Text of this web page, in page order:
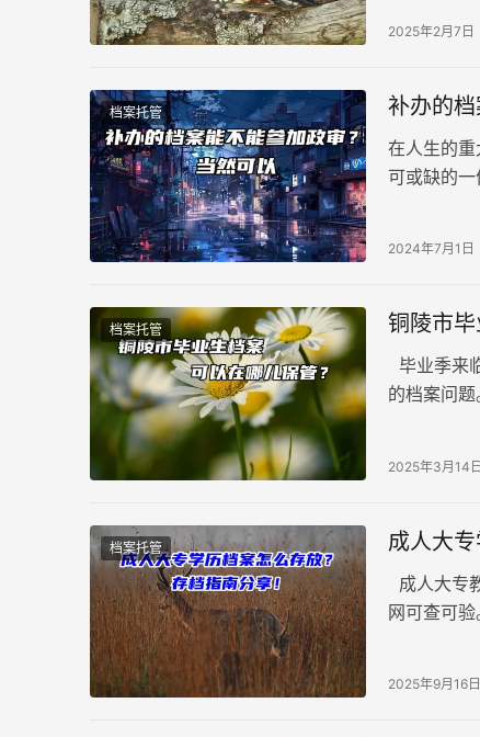
2025年2月7日
档案托管 补办的档
在人生的
可或缺的
补办的档
2024年7月1日
档案托管 铜陵市毕
毕业季来
的档案问
2025年3月14日
档案托管 成人大
成人大专
网可查可
2025年9月16日